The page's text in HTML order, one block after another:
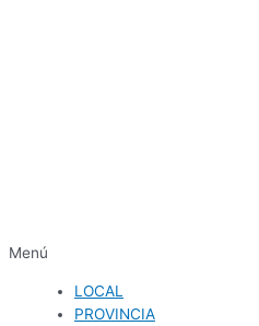
Menú
LOCAL
PROVINCIA